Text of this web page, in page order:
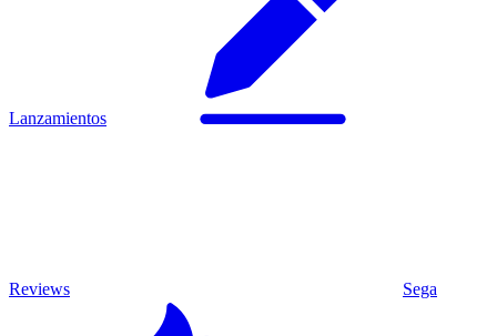
Lanzamientos
Reviews Sega